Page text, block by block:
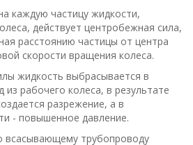
каждую частицу жидкости,
действует центробежная сила,
расстоянию частицы от центра
скорости вращения колеса.
жидкость выбрасывается в
рабочего колеса, в результате
разрежение, а в
- повышенное давление.
всасывающему трубопроводу